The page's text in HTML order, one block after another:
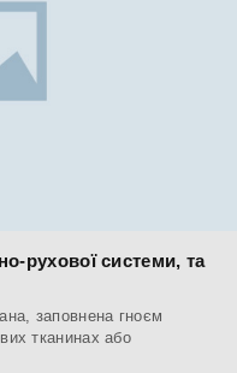
рухової системи, та
заповнена гноєм
тканинах або